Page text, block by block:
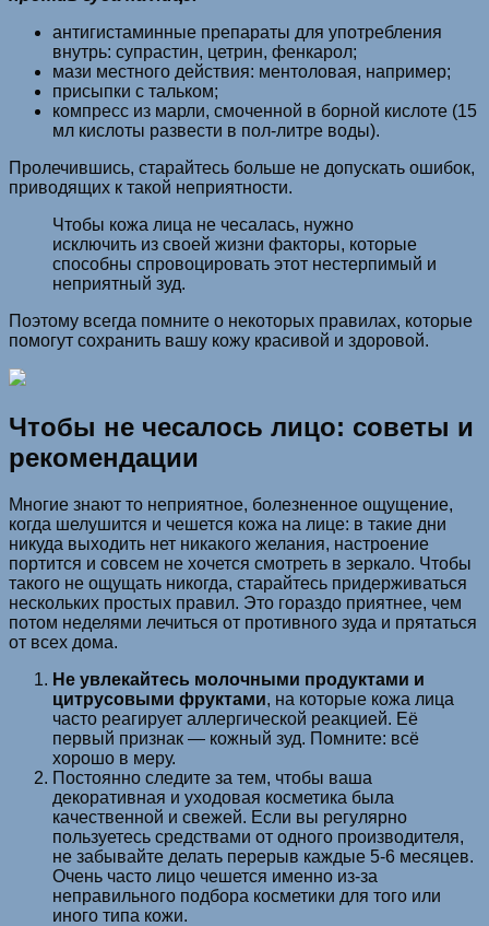
антигистаминные препараты для употребления
внутрь: супрастин, цетрин, фенкарол;
мази местного действия: ментоловая, например;
присыпки с тальком;
компресс из марли, смоченной в борной кислоте (15
мл кислоты развести в пол-литре воды).
Пролечившись, старайтесь больше не допускать ошибок,
приводящих к такой неприятности.
Чтобы кожа лица не чесалась, нужно
исключить из своей жизни факторы, которые
способны спровоцировать этот нестерпимый и
неприятный зуд.
Поэтому всегда помните о некоторых правилах, которые
помогут сохранить вашу кожу красивой и здоровой.
Чтобы не чесалось лицо: советы и
рекомендации
Многие знают то неприятное, болезненное ощущение,
когда шелушится и чешется кожа на лице: в такие дни
никуда выходить нет никакого желания, настроение
портится и совсем не хочется смотреть в зеркало. Чтобы
такого не ощущать никогда, старайтесь придерживаться
нескольких простых правил. Это гораздо приятнее, чем
потом неделями лечиться от противного зуда и прятаться
от всех дома.
Не увлекайтесь молочными продуктами и
цитрусовыми фруктами, на которые кожа лица
часто реагирует аллергической реакцией. Её
первый признак — кожный зуд. Помните: всё
хорошо в меру.
Постоянно следите за тем, чтобы ваша
декоративная и уходовая косметика была
качественной и свежей. Если вы регулярно
пользуетесь средствами от одного производителя,
не забывайте делать перерыв каждые 5-6 месяцев.
Очень часто лицо чешется именно из-за
неправильного подбора косметики для того или
иного типа кожи.